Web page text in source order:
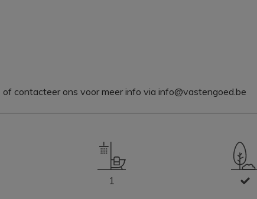
contacteer ons voor meer info via info@vastengoed.be
1